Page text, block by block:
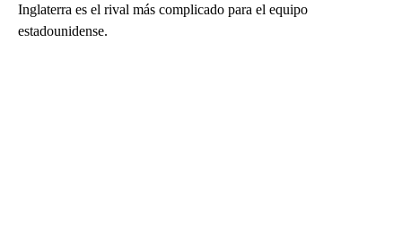
Inglaterra es el rival más complicado para el equipo
estadounidense.